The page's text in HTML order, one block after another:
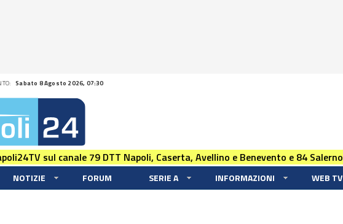
Sabato 8 Agosto 2026, 07:30
sul canale 79 DTT Napoli, Caserta, Avellino e Benevento e 84 Salerno
NOTIZIE FORUM SERIE A INFORMAZIONI WEB TV